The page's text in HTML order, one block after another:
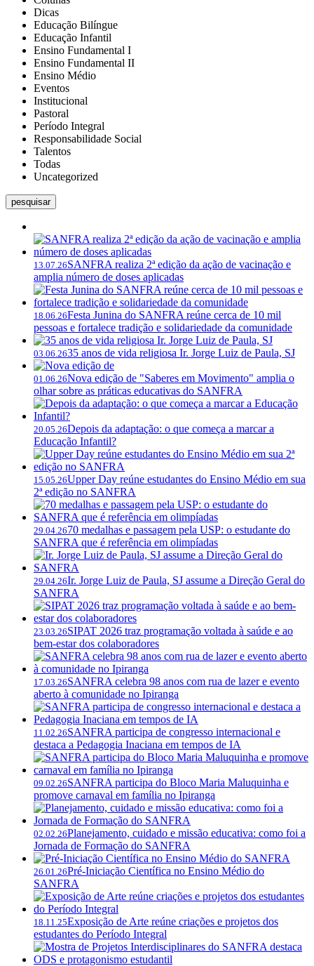
Dicas
Educação Bilíngue
Educação Infantil
Ensino Fundamental I
Ensino Fundamental II
Ensino Médio
Eventos
Institucional
Pastoral
Período Integral
Responsabilidade Social
Talentos
Todas
Uncategorized
pesquisar
13.07.26SANFRA realiza 2ª edição da ação de vacinação e
amplia número de doses aplicadas
18.06.26Festa Junina do SANFRA reúne cerca de 10 mil
pessoas e fortalece tradição e solidariedade da comunidade
03.06.2635 anos de vida religiosa Ir. Jorge Luiz de Paula, SJ
01.06.26Nova edição de "Saberes em Movimento" amplia o
olhar sobre as práticas educativas do SANFRA
20.05.26Depois da adaptação: o que começa a marcar a
Educação Infantil?
15.05.26Upper Day reúne estudantes do Ensino Médio em sua
2ª edição no SANFRA
29.04.2670 medalhas e passagem pela USP: o estudante do
SANFRA que é referência em olimpíadas
29.04.26Ir. Jorge Luiz de Paula, SJ assume a Direção Geral do
SANFRA
23.03.26SIPAT 2026 traz programação voltada à saúde e ao
bem-estar dos colaboradores
17.03.26SANFRA celebra 98 anos com rua de lazer e evento
aberto à comunidade no Ipiranga
11.02.26SANFRA participa de congresso internacional e
destaca a Pedagogia Inaciana em tempos de IA
09.02.26SANFRA participa do Bloco Maria Maluquinha e
promove carnaval em família no Ipiranga
02.02.26Planejamento, cuidado e missão educativa: como foi a
Jornada de Formação do SANFRA
26.01.26Pré-Iniciação Científica no Ensino Médio do
SANFRA
18.11.25Exposição de Arte reúne criações e projetos dos
estudantes do Período Integral